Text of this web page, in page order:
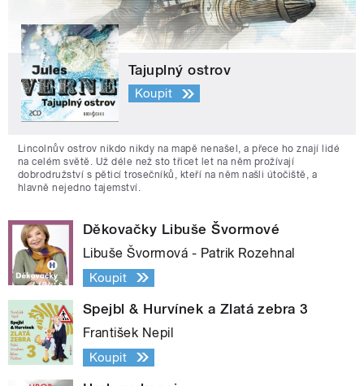
Tajuplný ostrov
Koupit
Lincolnův ostrov nikdo nikdy na mapě nenašel, a přece ho znají lidé
na celém světě. Už déle než sto třicet let na něm prožívají
dobrodružství s pěticí trosečníků, kteří na něm našli útočiště, a
hlavně nejedno tajemství.
Děkovačky Libuše Švormové
Libuše Švormová - Patrik Rozehnal
Koupit
Spejbl & Hurvínek a Zlatá zebra 3
František Nepil
Koupit